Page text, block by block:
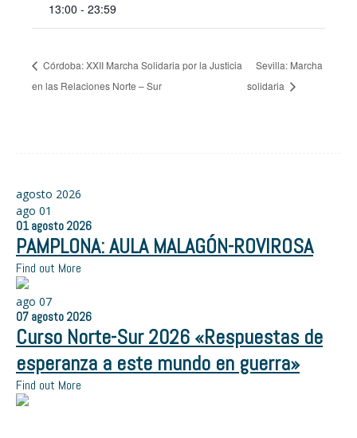
13:00 - 23:59
Córdoba: XXII Marcha Solidaria por la Justicia
en las Relaciones Norte – Sur
Sevilla: Marcha
solidaria
agosto 2026
ago 01
01 agosto 2026
PAMPLONA: AULA MALAGÓN-ROVIROSA
Find out More
ago 07
07 agosto 2026
Curso Norte-Sur 2026 «Respuestas de
esperanza a este mundo en guerra»
Find out More